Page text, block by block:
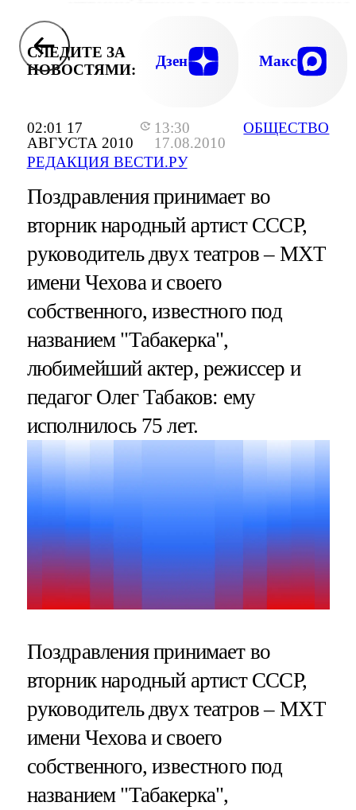
02:01 17
АВГУСТА 2010
13:30
17.08.2010
РЕДАКЦИЯ ВЕСТИ.РУ
ОБЩЕСТВО
ГОВОРИТ: "МОЁ РАСПОРЯЖЕНИЕ, КОГДА-
Я НЕ СМОГ ПРИНЯТЬ УЧАСТИЕ В
ДАВИДА САМОЙЛОВА. ОЩУЩАЛ
СЛЕДИТЕ ЗА
НОВОСТЯМИ:
Дзен Макс
Поздравления принимает во
вторник народный артист СССР,
руководитель двух театров – МХТ
имени Чехова и своего
собственного, известного под
названием "Табакерка",
любимейший актер, режиссер и
педагог Олег Табаков: ему
исполнилось 75 лет.
Поздравления принимает во
вторник народный артист СССР,
руководитель двух театров – МХТ
имени Чехова и своего
собственного, известного под
названием "Табакерка",